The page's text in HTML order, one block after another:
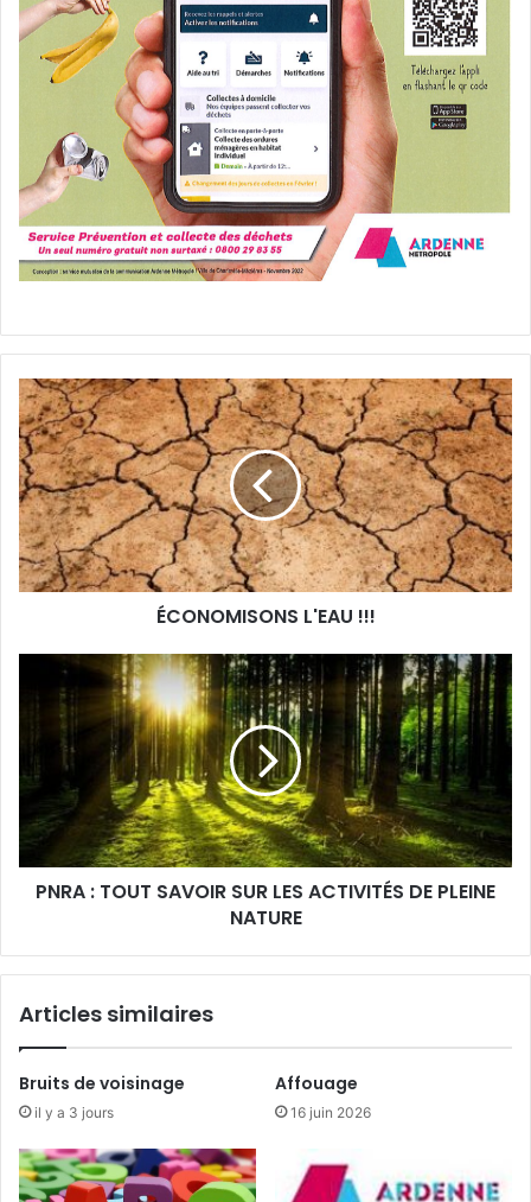
ÉCONOMISONS
L'EAU
!!!
ÉCONOMISONS L'EAU !!!
TOUT
SAVOIR
LES
ACTIVITÉS
PLEINE
NATURE
PNRA : TOUT SAVOIR SUR LES ACTIVITÉS DE PLEINE
NATURE
Articles similaires
Bruits de voisinage
il y a 3 jours
Affouage
16 juin 2026